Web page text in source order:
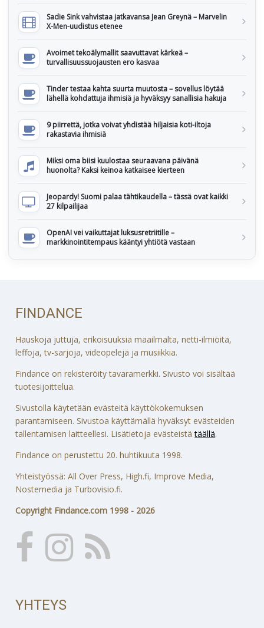
Sadie Sink vahvistaa jatkavansa Jean Greynä – Marvelin
X-Men-uudistus etenee
Avoimet tekoälymallit saavuttavat kärkeä –
turvallisuussuojausten ero kasvaa
Tinder testaa kahta suurta muutosta – sovellus löytää
lähellä kohdattuja ihmisiä ja hyväksyy sanallisia hakuja
9 piirrettä, jotka voivat yhdistää hiljaisia koti-iltoja
rakastavia ihmisiä
Miksi oma biisi kuulostaa seuraavana päivänä
huonolta? Kaksi keinoa katkaisee kierteen
Jeopardy! Suomi palaa tähtikaudella – tässä ovat kaikki
27 kilpailijaa
OpenAI vei vaikuttajat luksusretriitille –
markkinointitempaus kääntyi yhtiötä vastaan
FINDANCE
Hauskoja juttuja, erikoisuuksia maailmalta, netti-ilmiöitä,
leffoja, tv-sarjoja, videopelejä ja musiikkia.
Findance on rekisteröity tavaramerkki. Sivusto voi sisältää
tuotesijoittelua.
Sivustolla käytetään evästeitä käyttökokemuksen
parantamiseen. Sivustoa käyttämällä hyväksyt evästeiden
tallentamisen laitteellesi. Lisätietoja evästeistätäällä.
Findance on perustettu 20. huhtikuuta 1998.
Yhteistyössä: All Over Press, High.fi, Improve Media,
Nostemedia ja Turbovisio.fi.
Copyright Findance.com 1998 - 2026
YHTEYS